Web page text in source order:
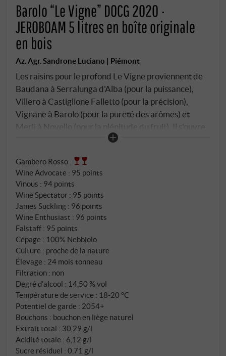
Barolo “Le Vigne” DOCG 2020 ·
JEROBOAM 5 litres en boîte originale
en bois
Az. Agr. Sandrone Luciano | Piémont
Les raisins pour le profond Le Vigne proviennent de
Baudana à Serralunga d'Alba (pour la puissance),
Villero à Castiglione Falletto (pour la précision),
Vignane à Barolo (pour la pureté des arômes) et
Merli à Novello (pour la plénitude du fruit). Il s'ouvre
largement sur des arômes de fruits rouges frais et
intense, remarquablement élégant, avec des tanins
au grain fin, extrêmement clair, structuré et long.
SUPERIORE.DE
Gambero Rosso :
Wine Advocate : 95 points
Vinous : 94 points
Wine Spectator : 95 points
James Suckling : 96 points
Wine Enthusiast : 96 points
Falstaff : 95 points
Cépage : 100% Nebbiolo
Culture : proche de la nature
Élevage : 24 mois tonneau
Filtration : non
Degré d'alcool : 14,50 % vol
Température de service : 18‑20 °C
Potentiel de garde : 2054+
Bouchons : bouchon en liège naturel
Extrait total : 30,29 g/l
Acidité totale : 6,12 g/l
Sucre résiduel : 0,71 g/l